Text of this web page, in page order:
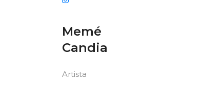
Memé
Candia
Artista